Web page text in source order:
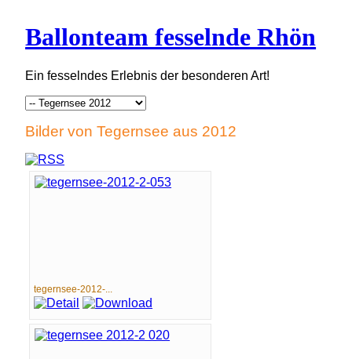
Ballonteam fesselnde Rhön
Ein fesselndes Erlebnis der besonderen Art!
Bilder von Tegernsee aus 2012
tegernsee-2012-...